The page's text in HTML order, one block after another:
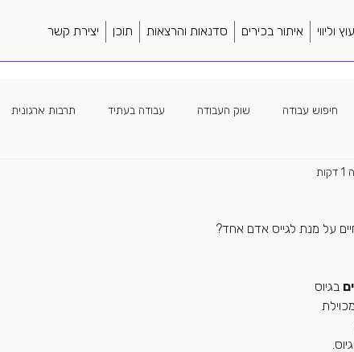
וליווי איתור בכירים סדנאות והרצאות תוכן יצירת קשר
חיפוש עבודה שוק העבודה עבודה בעתיד תרבות ארגונית
חווית מועמד
בגיוס